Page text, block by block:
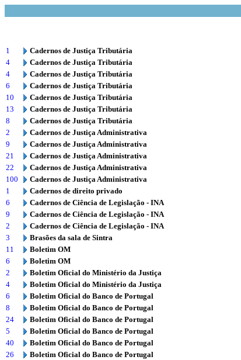
1
Cadernos de Justiça Tributária
4
Cadernos de Justiça Tributária
4
Cadernos de Justiça Tributária
6
Cadernos de Justiça Tributária
10
Cadernos de Justiça Tributária
13
Cadernos de Justiça Tributária
8
Cadernos de Justiça Tributária
2
Cadernos de Justiça Administrativa
9
Cadernos de Justiça Administrativa
21
Cadernos de Justiça Administrativa
22
Cadernos de Justiça Administrativa
100
Cadernos de Justiça Administrativa
1
Cadernos de direito privado
6
Cadernos de Ciência de Legislação - INA
9
Cadernos de Ciência de Legislação - INA
2
Cadernos de Ciência de Legislação - INA
3
Brasões da sala de Sintra
11
Boletim OM
6
Boletim OM
2
Boletim Oficial do Ministério da Justiça
4
Boletim Oficial do Ministério da Justiça
6
Boletim Oficial do Banco de Portugal
8
Boletim Oficial do Banco de Portugal
24
Boletim Oficial do Banco de Portugal
5
Boletim Oficial do Banco de Portugal
40
Boletim Oficial do Banco de Portugal
26
Boletim Oficial do Banco de Portugal